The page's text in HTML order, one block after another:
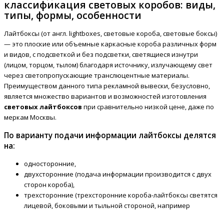
классификация световых коробов: виды,
типы, формы, особенности
Лайтбоксы (от англ. lightboxes, световые короба, световые боксы)
— это плоские или объемные каркасные короба различных форм
и видов, с подсветкой и без подсветки, светящиеся изнутри
(лицом, торцом, тылом) благодаря источнику, излучающему свет
через светопропускающие транслюцентные материалы.
Преимуществом данного типа рекламной вывески, безусловно,
является множество вариантов и возможностей изготовления
световых лайтбоксов при сравнительно низкой цене, даже по
меркам Москвы.
По варианту подачи информации лайтбоксы делятся
на:
односторонние,
двухсторонние (подача информации производится с двух
сторон короба),
трехсторонние (трехсторонние короба-лайтбоксы светятся
лицевой, боковыми и тыльной стороной, например